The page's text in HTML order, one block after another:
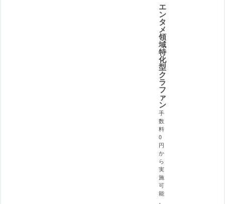
エ
ン
タ
メ
領
域
特
化
型
ク
ラ
フ
ァ
ン
手
数
料
0
円
か
ら
実
施
可
能